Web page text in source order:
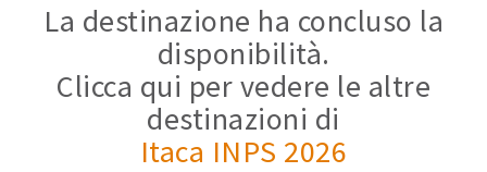
La destinazione ha concluso la
disponibilità.
Clicca qui per vedere le altre
destinazioni di
Itaca INPS 2026